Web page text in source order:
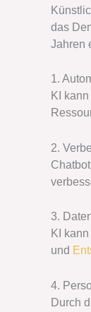
das
Jahren
1.
KI
2.
3.
KI
und
4.
Durch